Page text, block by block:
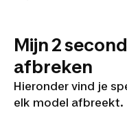
Mijn 2
afbreken
Hieronder vind je
elk model afbreekt.